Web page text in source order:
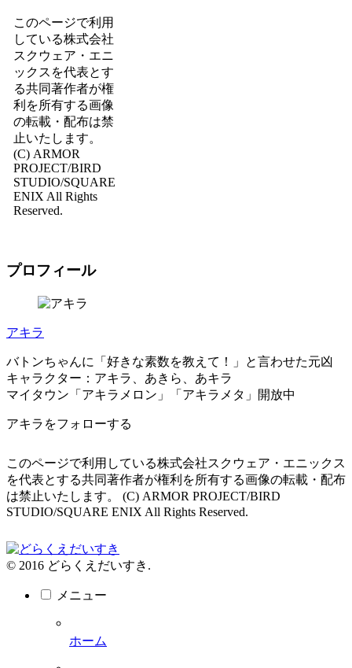
このページで利用
している株式会社
スクウェア・エニ
ックスを代表とす
る共同著作者が権
利を所有する画像
の転載・配布は禁
止いたします。
(C) ARMOR
PROJECT/BIRD
STUDIO/SQUARE
ENIX All Rights
Reserved.
プロフィール
アキラ
バトンちゃんに「好きな素数を教えて！」と言わせた元凶
キャラクター：アキラ、あきら、あキラ
マイタウン「アキラメロン」「アキラメタ」開放中
アキラをフォローする
このページで利用している株式会社スクウェア・エニックス
を代表とする共同著作者が権利を所有する画像の転載・配布
は禁止いたします。 (C) ARMOR PROJECT/BIRD
STUDIO/SQUARE ENIX All Rights Reserved.
© 2016 どらくえだいすき.
メニュー
ホーム